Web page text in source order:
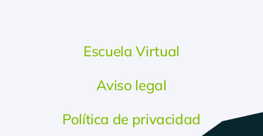
Escuela Virtual
Aviso legal
Política de privacidad